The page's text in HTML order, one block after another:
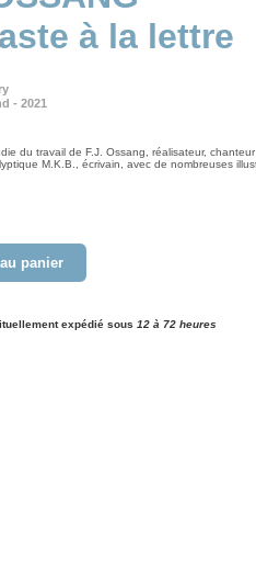
à la lettre
- 2021
du travail de F.J. Ossang, réalisateur,
M.K.B., écrivain, avec de nombreuses
panier
expédié sous 12 à 72 heures